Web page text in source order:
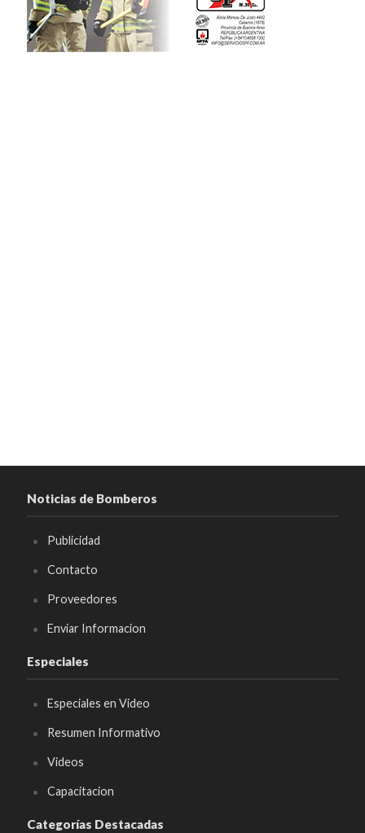
Noticias de Bomberos
Publicidad
Contacto
Proveedores
Enviar Informacion
Especiales
Especiales en Video
Resumen Informativo
Videos
Capacitacion
Categorías Destacadas